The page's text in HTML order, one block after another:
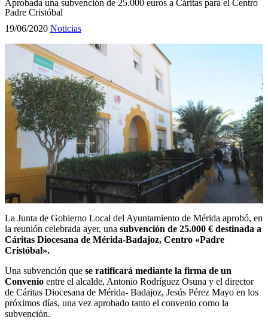
Aprobada una subvención de 25.000 euros a Cáritas para el Centro
Padre Cristóbal
19/06/2020 Noticias
La Junta de Gobierno Local del Ayuntamiento de Mérida aprobó, en
la reunión celebrada ayer, una subvención de 25.000 € destinada a
Cáritas Diocesana de Mérida-Badajoz, Centro «Padre
Cristóbal».
Una subvención que se ratificará mediante la firma de un
Convenio entre el alcalde, Antonio Rodríguez Osuna y el director
de Cáritas Diocesana de Mérida- Badajoz, Jesús Pérez Mayo en los
próximos días, una vez aprobado tanto el convenio como la
subvención.